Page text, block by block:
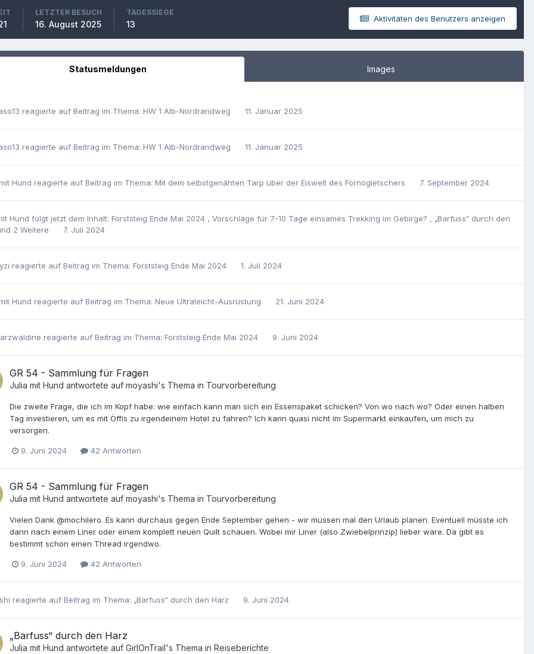
Aktivitäten des Benutzers anzeigen
LETZTER BESUCH
16. August 2025
TAGESSIEGE
13
Statusmeldungen Images
reagierte auf Beitrag im Thema: HW 1 Alb-Nordrandweg 11. Januar 2025
reagierte auf Beitrag im Thema: HW 1 Alb-Nordrandweg 11. Januar 2025
Hund reagierte auf Beitrag im Thema: Mit dem selbstgenähten Tarp über der Eiswelt des Fornogletschers 7. September 2024
Hund folgt jetzt dem Inhalt: Forststeig Ende Mai 2024 , Vorschläge für 7-10 Tage einsames Trekking im Gebirge? , „Barfuss“ durch den
2 Weitere
7. Juli 2024
reagierte auf Beitrag im Thema: Forststeig Ende Mai 2024 1. Juli 2024
Hund reagierte auf Beitrag im Thema: Neue Ultraleicht-Ausrüstung 21. Juni 2024
reagierte auf Beitrag im Thema: Forststeig Ende Mai 2024 9. Juni 2024
GR 54 - Sammlung für Fragen
Julia mit Hund antwortete auf moyashi's Thema in Tourvorbereitung
Die zweite Frage, die ich im Kopf habe: wie einfach kann man sich ein Essenspaket schicken? Von wo nach wo? Oder einen halben
Tag investieren, um es mit Öffis zu irgendeinem Hotel zu fahren? Ich kann quasi nicht im Supermarkt einkaufen, um mich zu
versorgen.
9. Juni 2024 42 Antworten
GR 54 - Sammlung für Fragen
Julia mit Hund antwortete auf moyashi's Thema in Tourvorbereitung
Vielen Dank @mochilero. Es kann durchaus gegen Ende September gehen - wir müssen mal den Urlaub planen. Eventuell müsste ich
dann nach einem Liner oder einem komplett neuen Quilt schauen. Wobei mir Liner (also Zwiebelprinzip) lieber wäre. Da gibt es
bestimmt schon einen Thread irgendwo.
9. Juni 2024 42 Antworten
reagierte auf Beitrag im Thema: „Barfuss“ durch den Harz 9. Juni 2024
„Barfuss“ durch den Harz
Julia mit Hund antwortete auf GirlOnTrail's Thema in Reiseberichte